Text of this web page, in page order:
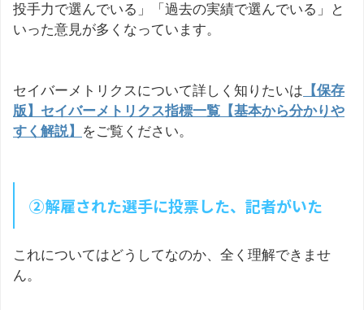
投手力で選んでいる」「過去の実績で選んでいる」と
いった意見が多くなっています。
セイバーメトリクスについて詳しく知りたいは 【保存
版】セイバーメトリクス指標一覧【基本から分かりや
すく解説】 をご覧ください。
②解雇された選手に投票した、記者がいた
これについてはどうしてなのか、全く理解できませ
ん。